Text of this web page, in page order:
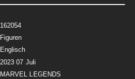
162054
Figuren
Englisch
2023 07 Juli
MARVEL LEGENDS